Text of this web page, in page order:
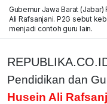
Gubernur Jawa Barat
Ali Rafsanjani. P2G sebut
menjadi contoh guru lain.
Pendidikan dan
Husein Ali